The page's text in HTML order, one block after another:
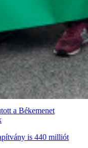
a Békemenet
is 440 milliót